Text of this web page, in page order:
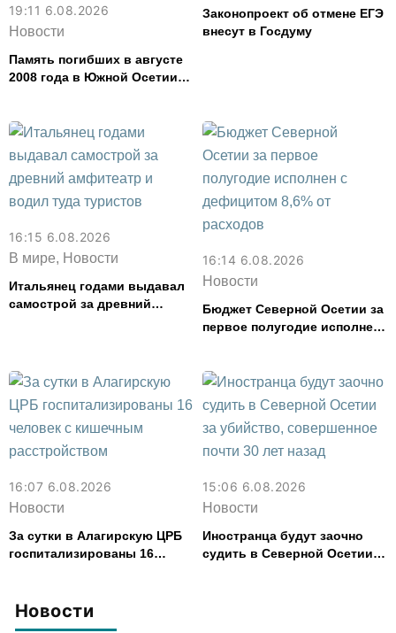
Новости
19:11 6.08.2026
Новости
Память погибших в августе
2008 года в Южной Осетии
Законопроект об отмене ЕГЭ
внесут в Госдуму
16:15 6.08.2026
В мире, Новости
Итальянец годами выдавал
самострой за древний
16:14 6.08.2026
Новости
Бюджет Северной Осетии за
первое полугодие исполнен
16:07 6.08.2026
Новости
За сутки в Алагирскую ЦРБ
госпитализированы 16
15:06 6.08.2026
Новости
Иностранца будут заочно
судить в Северной Осетии